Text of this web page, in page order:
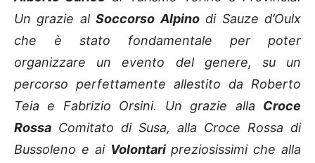
Un grazie alSoccorso Alpinodi Sauze d’Oulx
che è stato fondamentale per poter
organizzare un evento del genere, su un
percorso perfettamente allestito da Roberto
Teia e Fabrizio Orsini. Un grazie alla Croce
Rossa Comitato di Susa, alla Croce Rossa di
Bussoleno e ai Volontaripreziosissimi che alla